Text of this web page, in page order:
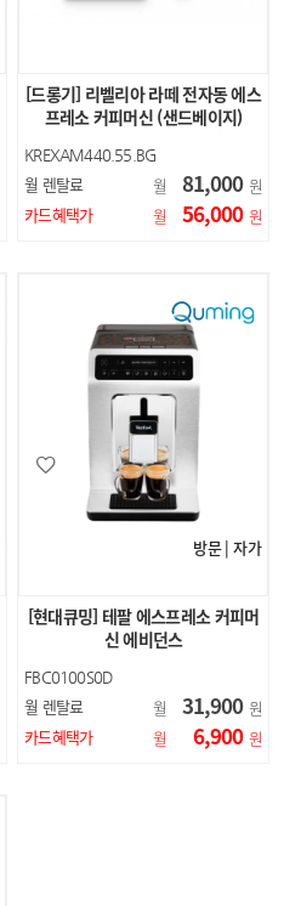
[드롱기] 리벨리아 라떼 전자동 에스
프레소 커피머신 (샌드베이지)
KREXAM440.55.BG
월 렌탈료 월 81,000 원
카드혜택가
월 56,000 원
방문 | 자가
[현대큐밍] 테팔 에스프레소 커피머
신 에비던스
FBC0100S0D
월 렌탈료 월 31,900 원
카드혜택가
월 6,900 원